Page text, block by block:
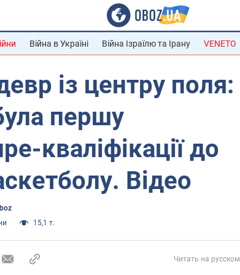
Війна в Україні Війна Ізраїлю та Ірану VENETO
із центру поля:
першу
кваліфікації до
Відео
15,1 т.
Читать на русском